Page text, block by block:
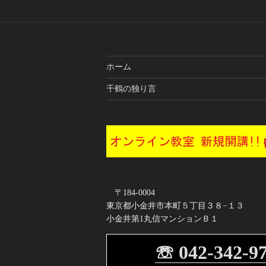
シ
ョ
ン
ホーム
千鶴の独り言
〒184-0004
東京都小金井市本町５丁目３８−１３
小金井第1丸信マンションＢ１
☏ 042-342-